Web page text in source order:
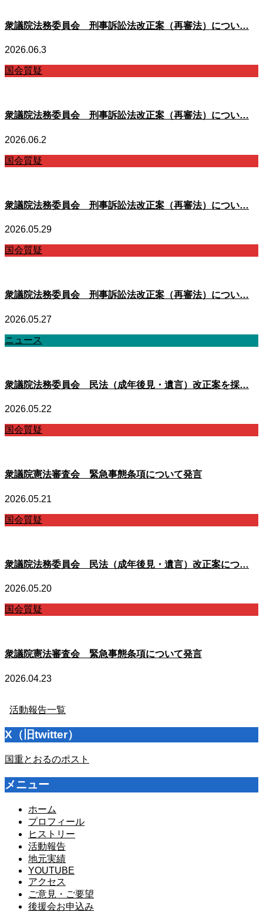
衆議院法務委員会 刑事訴訟法改正案（再審法）につい…
2026.06.3
国会質疑
衆議院法務委員会 刑事訴訟法改正案（再審法）につい…
2026.06.2
国会質疑
衆議院法務委員会 刑事訴訟法改正案（再審法）につい…
2026.05.29
国会質疑
衆議院法務委員会 刑事訴訟法改正案（再審法）につい…
2026.05.27
ニュース
衆議院法務委員会 民法（成年後見・遺言）改正案を採…
2026.05.22
国会質疑
衆議院憲法審査会 緊急事態条項について発言
2026.05.21
国会質疑
衆議院法務委員会 民法（成年後見・遺言）改正案につ…
2026.05.20
国会質疑
衆議院憲法審査会 緊急事態条項について発言
2026.04.23
活動報告一覧
X（旧twitter）
国重とおるのポスト
メニュー
ホーム
プロフィール
ヒストリー
活動報告
地元実績
YOUTUBE
アクセス
ご意見・ご要望
後援会お申込み